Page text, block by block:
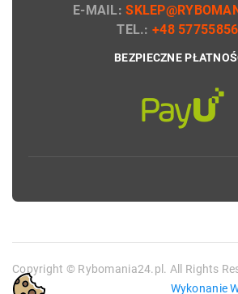
E-MAIL:
TEL.:+48
BEZPIECZNE
Copyright © Rybomania24.pl. All Rights
Wykonanie